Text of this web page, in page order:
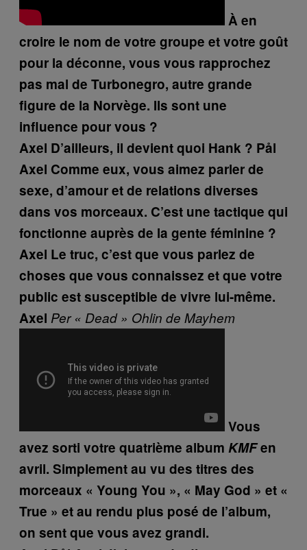
À en
croire le nom de votre groupe et votre goût
pour la déconne, vous vous rapprochez
pas mal de Turbonegro, autre grande
figure de la Norvège. Ils sont une
influence pour vous ?
Axel D’ailleurs, il devient quoi Hank ? Pål
Axel Comme eux, vous aimez parler de
sexe, d’amour et de relations diverses
dans vos morceaux. C’est une tactique qui
fonctionne auprès de la gente féminine ?
Axel Le truc, c’est que vous parlez de
choses que vous connaissez et que votre
public est susceptible de vivre lui-même.
Axel Per « Dead » Ohlin de Mayhem
Vous
avez sorti votre quatrième album KMFen
avril. Simplement au vu des titres des
morceaux « Young You », « May God » et «
True » et au rendu plus posé de l’album,
on sent que vous avez grandi.